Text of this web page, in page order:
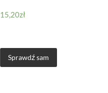
15,20zł
Sprawdź sam